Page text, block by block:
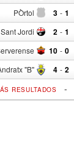
PÒrtol 3 - 1
Sant Jordi 2 - 1
10 - 0
"B" 4 - 2
RESULTADOS -